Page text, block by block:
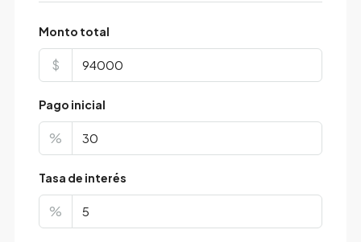
Monto total
$
Pago inicial
%
Tasa de interés
%